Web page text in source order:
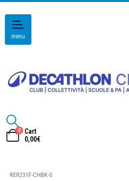
menu
0
Cart
0,00€
RER231F-CHBK-S